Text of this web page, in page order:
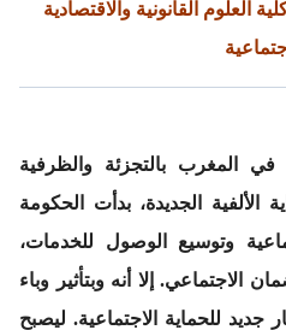
العلوم القانونية والاقتصادية
في المغرب بالتجزئة والظرفية
الجديدة، بدأت الحكومة
وتوسيع الوصول للخدمات،
الاجتماعي. إلا أنه وبتأثير وباء
إطار جديد للحماية الاجتماعية. ليصبح